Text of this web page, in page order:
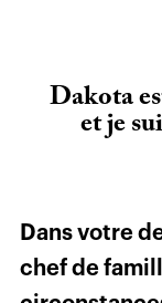
Dakota
et je
Dans votre
chef de